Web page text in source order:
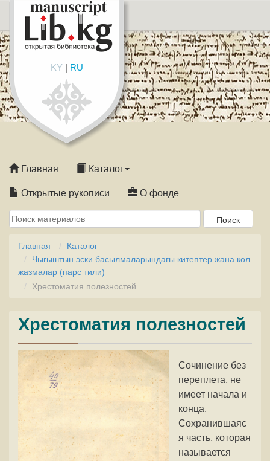
KY| RU
Главная Каталог
Открытые рукописи О фонде
Главная
Каталог
Чыгыштын эски басылмаларындагы китептер жана кол
жазмалар (парс тили)
Хрестоматия полезностей
Хрестоматия полезностей
Сочинение без
переплета, не
имеет начала и
конца.
Сохранившаяс
я часть, которая
называется